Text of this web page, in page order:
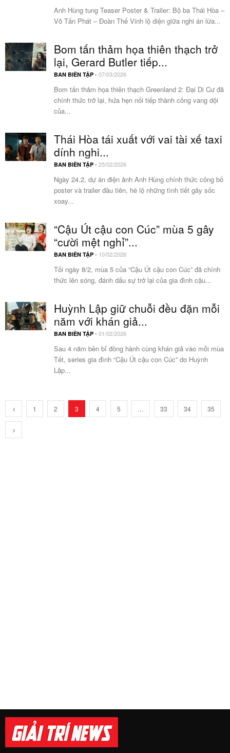
Anh Hùng tung Teaser Poster & Trailer: Bộ ba Thái Hòa –
Võ Tấn Phát – Đoàn Thế Vinh lộ diện giữa nghi án lừa...
Bom tấn thảm họa thiên thạch trở
lại, Gerard Butler tiếp...
BAN BIÊN TẬP - 07/03/2026
Bom tấn thảm họa thiên thạch Greenland 2: Đại Di Cư đã
chính thức trở lại, hứa hẹn nối tiếp thành công vang dội
của...
Thái Hòa tái xuất với vai tài xế taxi
dính nghi...
BAN BIÊN TẬP - 25/02/2026
Ngày 24.2, dự án điện ảnh Anh Hùng chính thức công bố
poster và trailer đầu tiên, hé lộ những tình tiết gây sốc
xoay...
“Cậu Út cậu con Cúc” mùa 5 gây
“cười mệt nghỉ”...
BAN BIÊN TẬP - 10/02/2026
Tối ngày 8/2, mùa 5 của “Cậu Út cậu con Cúc” đã chính
thức lên sóng, đánh dấu sự trở lại của gia đình cậu...
Huỳnh Lập giữ chuỗi đều đặn mỗi
năm với khán giả...
BAN BIÊN TẬP - 01/02/2026
Sau 4 năm bền bỉ đồng hành cùng khán giả vào mỗi mùa
Tết, series gia đình “Cậu Út cậu con Cúc” do Huỳnh
Lập...
1 2 3 4 5 33 34 35